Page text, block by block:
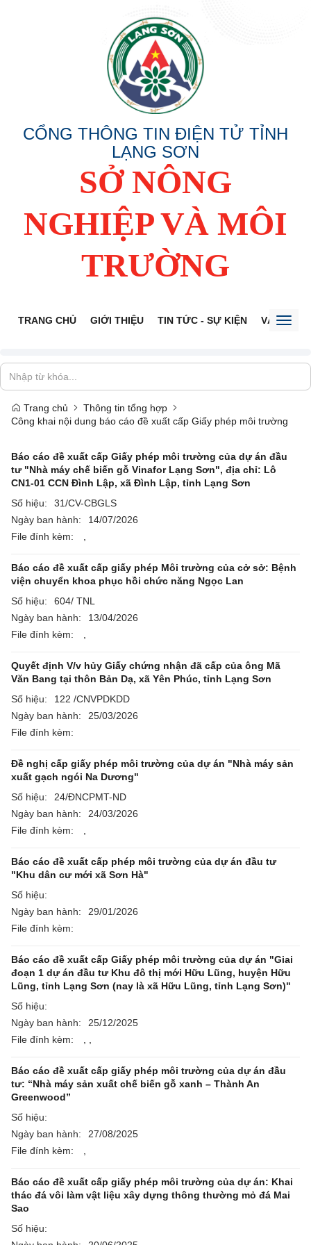
CỔNG THÔNG TIN ĐIỆN TỬ TỈNH
LẠNG SƠN
SỞ NÔNG
NGHIỆP VÀ MÔI
TRƯỜNG
TRANG CHỦ GIỚI THIỆU TIN TỨC - SỰ KIỆN VĂN BẢN
Trang chủ
Thông tin tổng hợp
Công khai nội dung báo cáo đề xuất cấp Giấy phép môi trường
Báo cáo đề xuất cấp Giấy phép môi trường của dự án đầu
tư "Nhà máy chế biến gỗ Vinafor Lạng Sơn", địa chỉ: Lô
CN1-01 CCN Đình Lập, xã Đình Lập, tỉnh Lạng Sơn
Số hiệu:
31/CV-CBGLS
Ngày ban hành:
14/07/2026
File đính kèm:
Báo cáo đề xuất cấp giấy phép Môi trường của cở sở: Bệnh
viện chuyển khoa phục hồi chức năng Ngọc Lan
Số hiệu:
604/ TNL
Ngày ban hành:
13/04/2026
File đính kèm:
Quyết định V/v hủy Giấy chứng nhận đã cấp của ông Mã
Văn Bang tại thôn Bản Dạ, xã Yên Phúc, tỉnh Lạng Sơn
Số hiệu:
122 /CNVPDKDD
Ngày ban hành:
25/03/2026
File đính kèm:
Đề nghị cấp giấy phép môi trường của dự án "Nhà máy sản
xuất gạch ngói Na Dương"
Số hiệu:
24/ĐNCPMT-ND
Ngày ban hành:
24/03/2026
File đính kèm:
Báo cáo đề xuất cấp phép môi trường của dự án đầu tư
"Khu dân cư mới xã Sơn Hà"
Số hiệu:
Ngày ban hành:
29/01/2026
File đính kèm:
Báo cáo đề xuất cấp Giấy phép môi trường của dự án "Giai
đoạn 1 dự án đầu tư Khu đô thị mới Hữu Lũng, huyện Hữu
Lũng, tỉnh Lạng Sơn (nay là xã Hữu Lũng, tỉnh Lạng Sơn)"
Số hiệu:
Ngày ban hành:
25/12/2025
File đính kèm:
Báo cáo đề xuất cấp giấy phép môi trường của dự án đầu
tư: “Nhà máy sản xuất chế biến gỗ xanh – Thành An
Greenwood”
Số hiệu:
Ngày ban hành:
27/08/2025
File đính kèm:
Báo cáo đề xuất cấp giấy phép môi trường của dự án: Khai
thác đá vôi làm vật liệu xây dựng thông thường mỏ đá Mai
Sao
Số hiệu: